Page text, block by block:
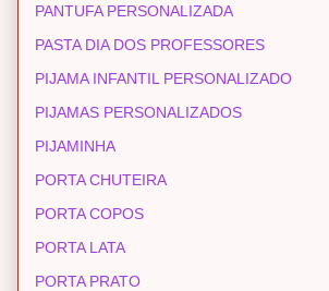
PANTUFA PERSONALIZADA
PASTA DIA DOS PROFESSORES
PIJAMA INFANTIL PERSONALIZADO
PIJAMAS PERSONALIZADOS
PIJAMINHA
PORTA CHUTEIRA
PORTA COPOS
PORTA LATA
PORTA PRATO